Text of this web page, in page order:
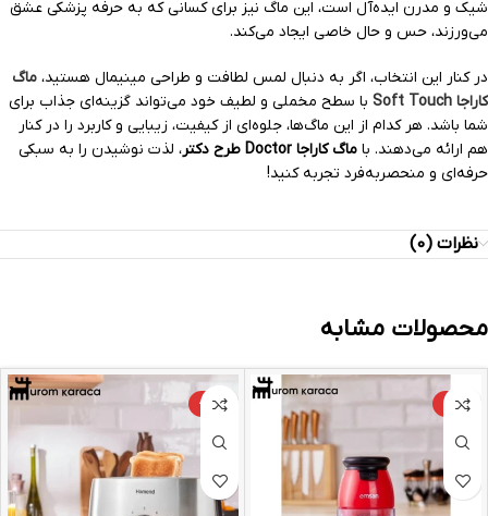
شیک و مدرن ایده‌آل است، این ماگ نیز برای کسانی که به حرفه پزشکی عشق
می‌ورزند، حس و حال خاصی ایجاد می‌کند.
در کنار این انتخاب، اگر به دنبال لمس لطافت و طراحی مینیمال هستید، ماگ
کاراجا Soft Touch
با سطح مخملی و لطیف خود می‌تواند گزینه‌ای جذاب برای
شما باشد. هر کدام از این ماگ‌ها، جلوه‌ای از کیفیت، زیبایی و کاربرد را در کنار
هم ارائه می‌دهند. با ماگ کاراجا Doctor طرح دکتر
، لذت نوشیدن را به سبکی
حرفه‌ای و منحصر‌به‌فرد تجربه کنید!
نظرات (0)
محصولات مشابه
-10%
-24%